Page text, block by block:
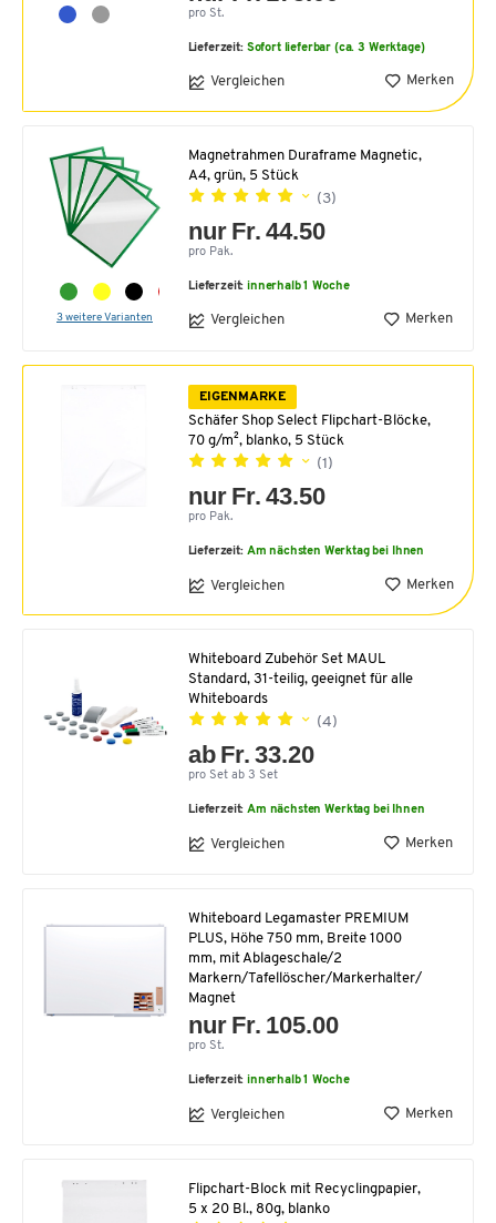
pro St.
Lieferzeit: Sofort lieferbar (ca. 3 Werktage)
Vergleichen Merken
3 weitere Varianten
Magnetrahmen Duraframe Magnetic,
A4, grün, 5 Stück
(3)
nur Fr. 44.50
pro Pak.
Lieferzeit:innerhalb 1 Woche
Vergleichen Merken
EIGENMARKE
Schäfer Shop Select Flipchart-Blöcke,
70 g/m², blanko, 5 Stück
(1)
nur Fr. 43.50
pro Pak.
Lieferzeit: Am nächsten Werktag bei Ihnen
Vergleichen Merken
Whiteboard Zubehör Set MAUL
Standard, 31-teilig, geeignet für alle
Whiteboards
(4)
ab Fr. 33.20
pro Set ab 3 Set
Lieferzeit:Am nächsten Werktag bei Ihnen
Vergleichen Merken
Whiteboard Legamaster PREMIUM
PLUS, Höhe 750 mm, Breite 1000
mm, mit Ablageschale/2
Markern/Tafellöscher/Markerhalter/
Magnet
nur Fr. 105.00
pro St.
Lieferzeit:innerhalb 1 Woche
Vergleichen Merken
Flipchart-Block mit Recyclingpapier,
5 x 20 Bl., 80g, blanko